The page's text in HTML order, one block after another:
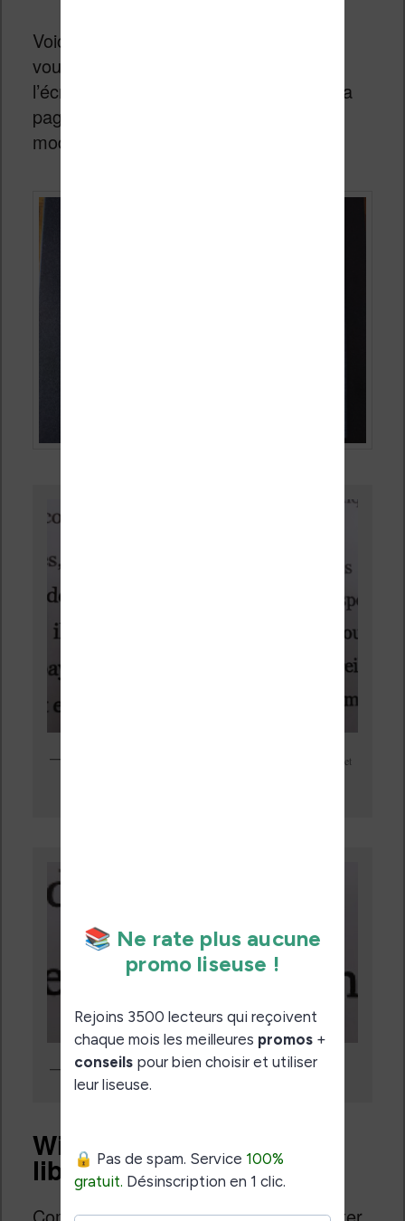
Voici quelques photographies pour que
vous puissiez apprécier la qualité de
l’écran lors de la restitution de textes (la
page ou la taille du texte n’a pas été
modifié sur ces 3 photographies) :
Kobo Nia : un affichage suffisamment précis pour lire du texte et
Même de près, le texte ne « bave » pas beaucoup
Wifi, USB, stockage et
librairie